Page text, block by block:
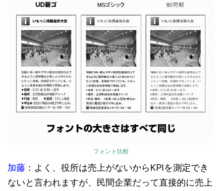
フォント比較
加藤 ：よく、役所は売上がないからKPIを測定でき
ないと言われますが、民間企業だって直接的に売上